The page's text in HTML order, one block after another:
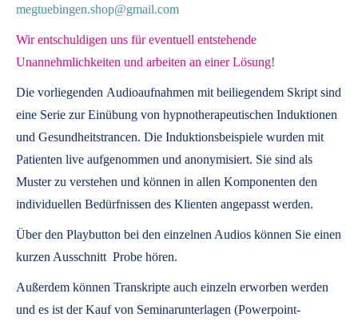
megtuebingen.shop@gmail.com
Wir entschuldigen uns für eventuell entstehende
Unannehmlichkeiten und arbeiten an einer Lösung!
Die vorliegenden Audioaufnahmen mit beiliegendem Skript sind
eine Serie zur Einübung von hypnotherapeutischen Induktionen
und Gesundheitstrancen. Die Induktionsbeispiele wurden mit
Patienten live aufgenommen und anonymisiert. Sie sind als
Muster zu verstehen und können in allen Komponenten den
individuellen Bedürfnissen des Klienten angepasst werden.
Über den Playbutton bei den einzelnen Audios können Sie einen
kurzen Ausschnitt Probe hören.
Außerdem können Transkripte auch einzeln erworben werden
und es ist der Kauf von Seminarunterlagen (Powerpoint-